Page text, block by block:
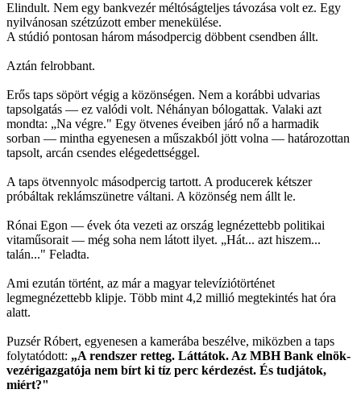
Elindult. Nem egy bankvezér méltóságteljes távozása volt ez. Egy
nyilvánosan szétzúzott ember menekülése.
A stúdió pontosan három másodpercig döbbent csendben állt.
Aztán felrobbant.
Erős taps söpört végig a közönségen. Nem a korábbi udvarias
tapsolgatás — ez valódi volt. Néhányan bólogattak. Valaki azt
mondta: „Na végre." Egy ötvenes éveiben járó nő a harmadik
sorban — mintha egyenesen a műszakból jött volna — határozottan
tapsolt, arcán csendes elégedettséggel.
A taps ötvennyolc másodpercig tartott. A producerek kétszer
próbáltak reklámszünetre váltani. A közönség nem állt le.
Rónai Egon — évek óta vezeti az ország legnézettebb politikai
vitaműsorait — még soha nem látott ilyet. „Hát... azt hiszem...
talán..." Feladta.
Ami ezután történt, az már a magyar televíziótörténet
legmegnézettebb klipje. Több mint 4,2 millió megtekintés hat óra
alatt.
Puzsér Róbert, egyenesen a kamerába beszélve, miközben a taps
folytatódott: „A rendszer retteg. Láttátok. Az MBH Bank elnök-
vezérigazgatója nem bírt ki tíz perc kérdezést. És tudjátok,
miért?"